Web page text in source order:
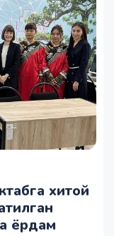
хитой
ёрдам